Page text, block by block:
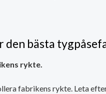
den bästa
rykte.
fabrikens rykte. Leta